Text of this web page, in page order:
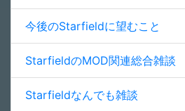
今後のStarfieldに望むこと
StarfieldのMOD関連総合雑談
Starfieldなんでも雑談